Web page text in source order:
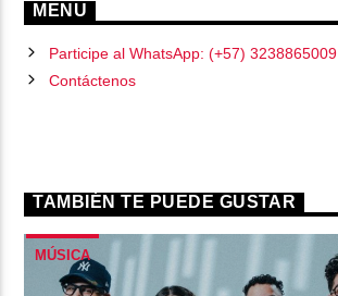
MENU
Participe al WhatsApp: (+57) 3238865009
Contáctenos
TAMBIÉN TE PUEDE GUSTAR
MÚSICA